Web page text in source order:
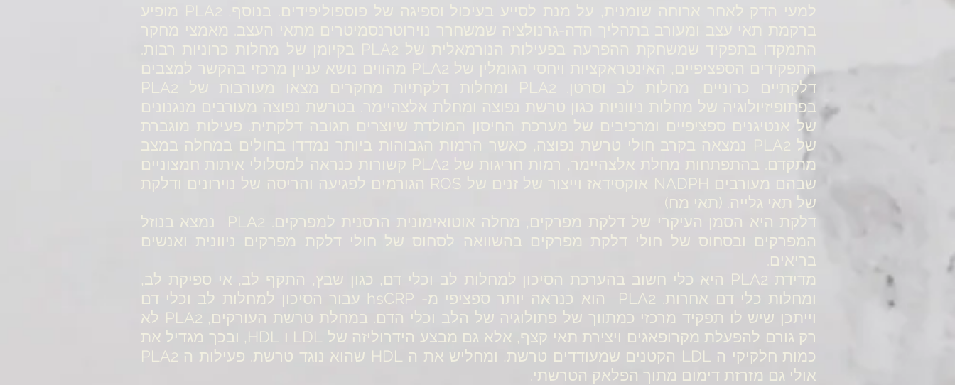
למעי הדק לאחר ארוחה שומנית, על מנת לסייע בעיכול וספיגה של פוספוליפידים. בנוסף, PLA2 מופיע
ברקמת תאי עצב ומעורב בתהליך הדה-גרנולציה שמשחרר נוירוטרנסמיטרים מתאי העצב. מאמצי מחקר
התמקדו בתפקיד שמשחקת ההפרעה בפעילות הנורמאלית של PLA2 בקיומן של מחלות כרוניות רבות.
התפקידים הספציפיים, האינטראקציות ויחסי הגומלין של PLA2 מהווים נושא עניין מרכזי בהקשר למצבים
דלקתיים כרוניים, מחלות לב וסרטן. PLA2 ומחלות דלקתיות
מחקרים מצאו מעורבות של PLA2
בפתופיזיולוגיה של מחלות ניווניות כגון טרשת נפוצה ומחלת אלצהיימר. בטרשת נפוצה מעורבים מנגנונים
של אנטיגנים ספציפיים ומרכיבים של מערכת החיסון המולדת שיוצרים תגובה דלקתית. פעילות מוגברת
של PLA2 נמצאה בקרב חולי טרשת נפוצה, כאשר הרמות הגבוהות ביותר נמדדו בחולים במחלה במצב
מתקדם. בהתפתחות מחלת אלצהיימר, רמות חריגות של PLA2 קשורות כנראה למסלולי איתות חמצוניים
שבהם מעורבים NADPH אוקסידאז וייצור של זנים של ROS הגורמים לפגיעה והריסה של נוירונים ודלקת
של תאי גלייה. (תאי מח)
דלקת היא הסמן העיקרי של דלקת מפרקים, מחלה אוטואימונית הרסנית למפרקים. PLA2 נמצא בנוזל
המפרקים ובסחוס של חולי דלקת מפרקים בהשוואה לסחוס של חולי דלקת מפרקים ניוונית ואנשים
בריאים.
מדידת PLA2 היא כלי חשוב בהערכת הסיכון למחלות לב וכלי דם, כגון שבץ, התקף לב, אי ספיקת לב,
ומחלות כלי דם אחרות. PLA2 הוא כנראה יותר ספציפי מ- hsCRP עבור הסיכון למחלות לב וכלי דם
וייתכן שיש לו תפקיד מרכזי כמתווך של פתולוגיה של הלב וכלי הדם. במחלת טרשת העורקים, PLA2 לא
רק גורם להפעלת מקרופאגים ויצירת תאי קצף, אלא גם מבצע הידרוליזה של LDL ו HDL, ובכך מגדיל את
כמות חלקיקי ה LDL הקטנים שמעודדים טרשת, ומחליש את ה HDL שהוא נוגד טרשת. פעילות ה PLA2
אולי גם מזרזת דימום מתוך הפלאק הטרשתי.